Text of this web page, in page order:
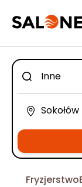
Fryzjerstwo